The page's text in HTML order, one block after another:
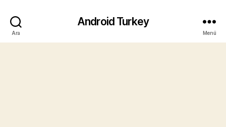
Ara
Android Turkey
Menü